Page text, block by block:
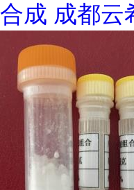
合成 成都云